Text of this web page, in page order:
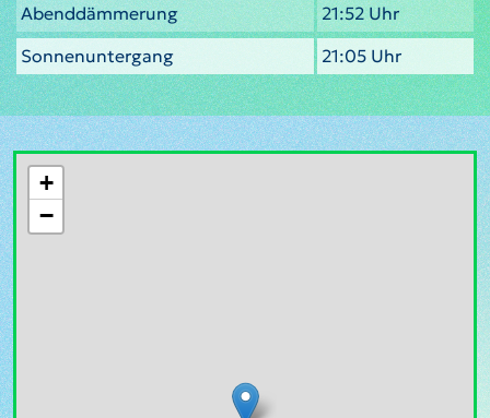
Abenddämmerung
21:52 Uhr
Sonnenuntergang
21:05 Uhr
+
−